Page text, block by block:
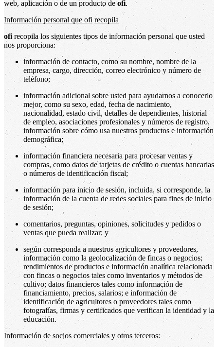
web, aplicación o de un producto de ofi.
Información personal que ofi recopila
ofirecopila los siguientes tipos de información personal que usted
nos proporciona:
información de contacto, como su nombre, nombre de la
empresa, cargo, dirección, correo electrónico y número de
teléfono;
información adicional sobre usted para ayudarnos a conocerlo
mejor, como su sexo, edad, fecha de nacimiento,
nacionalidad, estado civil, detalles de dependientes, historial
de empleo, asociaciones profesionales y números de registro,
información sobre cómo usa nuestros productos e información
demográfica;
información financiera necesaria para procesar ventas y
compras, como datos de tarjetas de crédito o cuentas bancarias
o números de identificación fiscal;
información para inicio de sesión, incluida, si corresponde, la
información de la cuenta de redes sociales para fines de inicio
de sesión;
comentarios, preguntas, opiniones, solicitudes y pedidos o
ventas que pueda realizar; y
según corresponda a nuestros agricultores y proveedores,
información como la geolocalización de fincas o negocios;
rendimientos de productos e información analítica relacionada
con fincas o negocios tales como inventarios y métodos de
cultivo; datos financieros tales como información de
financiamiento, precios, salarios; e información de
identificación de agricultores o proveedores tales como
fotografías, firmas y certificados que verifican la identidad y la
educación.
Información de socios comerciales y otros terceros: